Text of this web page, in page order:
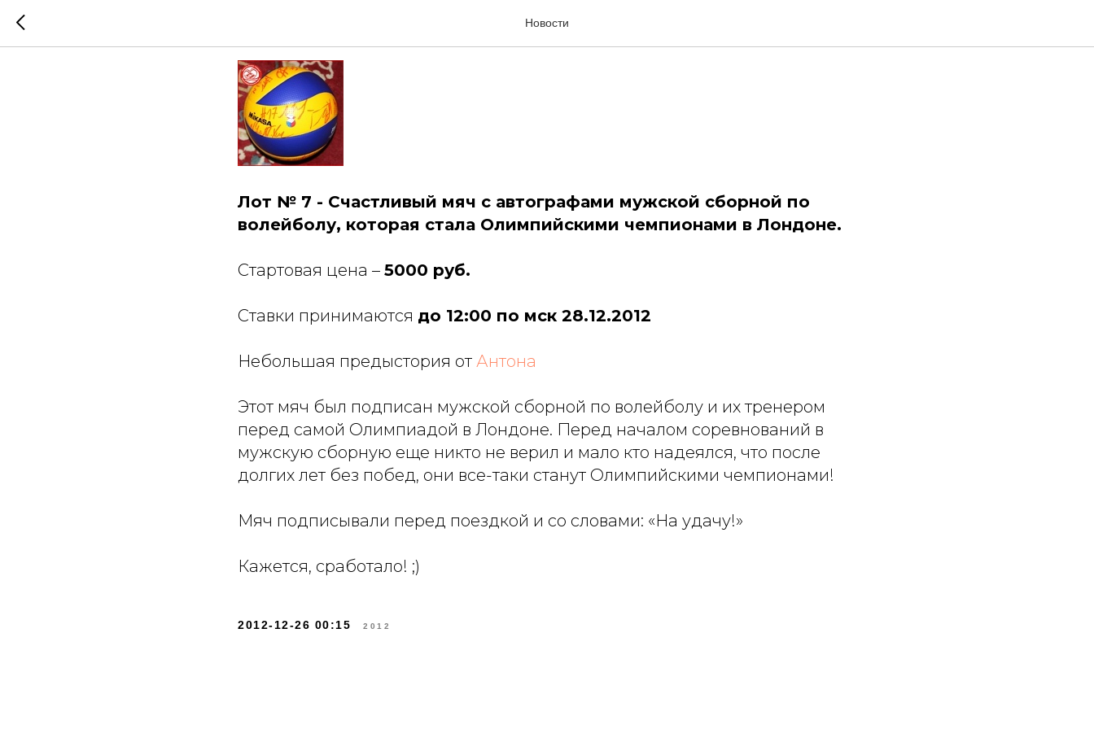
Новости
Зимний аукцион, лот №7!
Лот № 7 - Счастливый мяч с автографами мужской сборной по
волейболу, которая стала Олимпийскими чемпионами в Лондоне.
Стартовая цена – 5000 руб.
Ставки принимаются до 12:00 по мск 28.12.2012
Небольшая предыстория от Антона
Этот мяч был подписан мужской сборной по волейболу и их тренером
перед самой Олимпиадой в Лондоне. Перед началом соревнований в
мужскую сборную еще никто не верил и мало кто надеялся, что после
долгих лет без побед, они все-таки станут Олимпийскими чемпионами!
Мяч подписывали перед поездкой и со словами: «На удачу!»
Кажется, сработало! ;)
2012-12-26 00:15 2012